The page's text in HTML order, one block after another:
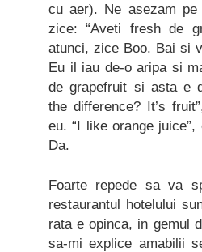
cu aer). Ne asezam pe
zice: “Aveti fresh de
atunci, zice Boo. Bai si
Eu il iau de-o aripa si
de grapefruit si asta e
the difference? It’s
eu. “I like orange
Da.
Foarte repede sa va
restaurantul hotelului
rata e opinca, in gemul
sa-mi explice amabilii